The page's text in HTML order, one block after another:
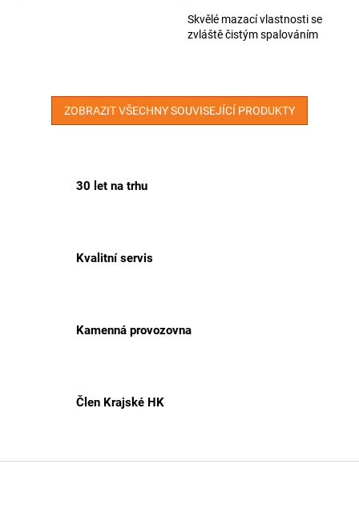
30 let na trhu
Kvalitní servis
Kamenná provozovna
Člen Krajské HK
Skvělé mazací vlastnosti se
zvláště čistým spalováním
ZOBRAZIT VŠECHNY SOUVISEJÍCÍ PRODUKTY